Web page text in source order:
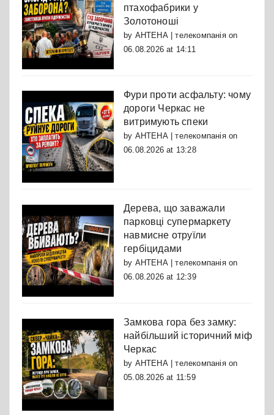
птахофабрики у
Золотоноші
by АНТЕНА | телекомпаніяon
06.08.2026 at 14:11
Фури проти асфальту: чому
дороги Черкас не
витримують спеки
by АНТЕНА | телекомпаніяon
06.08.2026 at 13:28
Дерева, що заважали
парковці супермаркету
навмисне отруїли
гербіцидами
by АНТЕНА | телекомпаніяon
06.08.2026 at 12:39
Замкова гора без замку:
найбільший історичний міф
Черкас
by АНТЕНА | телекомпаніяon
05.08.2026 at 11:59